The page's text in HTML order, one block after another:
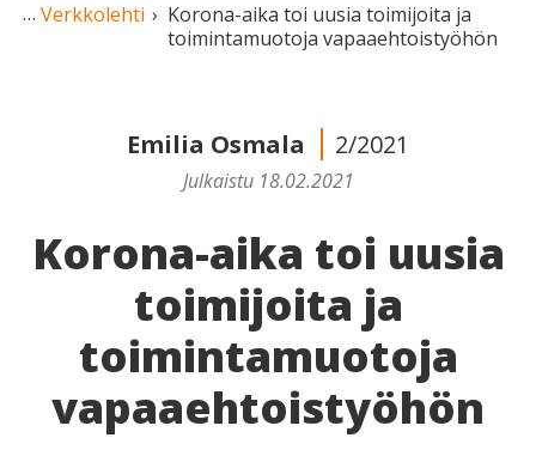
Verkkolehti
Korona-aika toi uusia toimijoita ja
toimintamuotoja vapaaehtoistyöhön
Emilia Osmala 2/2021
Julkaistu 18.02.2021
Korona-aika toi uusia
toimijoita ja
toimintamuotoja
vapaaehtoistyöhön